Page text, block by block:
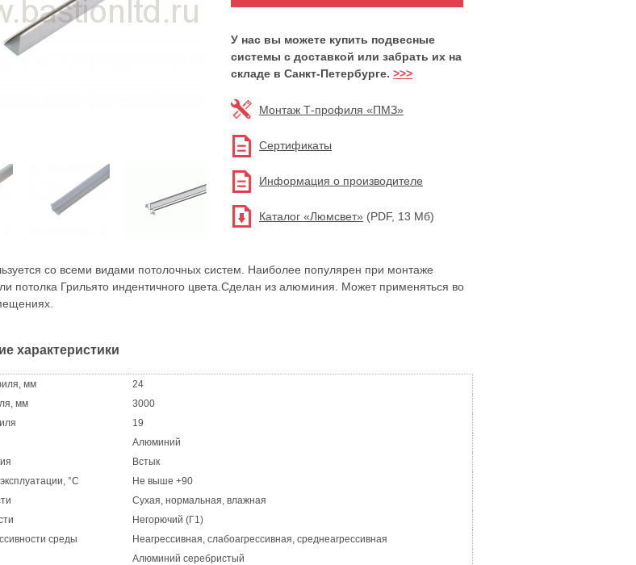
У нас вы можете купить подвесные
системы с доставкой или забрать их на
складе в Санкт-Петербурге. >>>
Монтаж Т-профиля «ПМЗ»
Сертификаты
Информация о производителе
Каталог «Люмсвет» (PDF, 13 Мб)
со всеми видами потолочных систем. Наиболее популярен при монтаже
потолка Грильято индентичного цвета.Сделан из алюминия. Может применяться во
характеристики
мм
24
мм
3000
19
Алюминий
Встык
°С
Не выше +90
Сухая, нормальная, влажная
Негорючий (Г1)
среды
Неагрессивная, слабоагрессивная, среднеагрессивная
Алюминий серебристый